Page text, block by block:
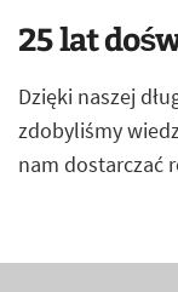
25 lat
Dzięki naszej
zdobyliśmy
nam dostarczać